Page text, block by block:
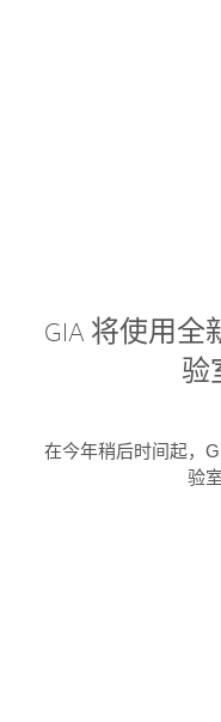
GIA 将使用
验
在今年稍后时间起，
验